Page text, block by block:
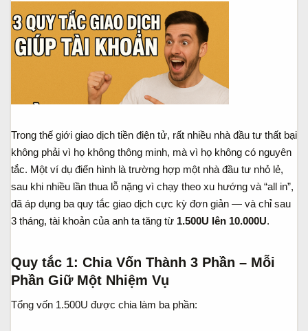
r
t
e
u
Trong thế giới giao dịch tiền điện tử, rất nhiều nhà đầu tư thất bại
không phải vì họ không thông minh, mà vì họ không có nguyên
tắc. Một ví dụ điển hình là trường hợp một nhà đầu tư nhỏ lẻ,
sau khi nhiều lần thua lỗ nặng vì chạy theo xu hướng và “all in”,
đã áp dụng ba quy tắc giao dịch cực kỳ đơn giản — và chỉ sau
3 tháng, tài khoản của anh ta tăng từ 1.500U lên 10.000U.
Quy tắc 1: Chia Vốn Thành 3 Phần – Mỗi
Phần Giữ Một Nhiệm Vụ
Tổng vốn 1.500U được chia làm ba phần: